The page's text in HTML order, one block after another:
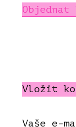
Objednat
Vložit
Vaše e-